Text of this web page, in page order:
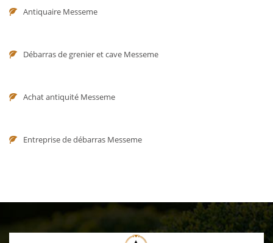
Antiquaire Messeme
Débarras de grenier et cave Messeme
Achat antiquité Messeme
Entreprise de débarras Messeme